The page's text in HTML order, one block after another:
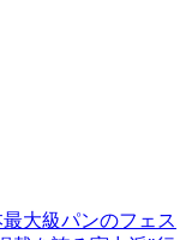
⼤級パンのフェス